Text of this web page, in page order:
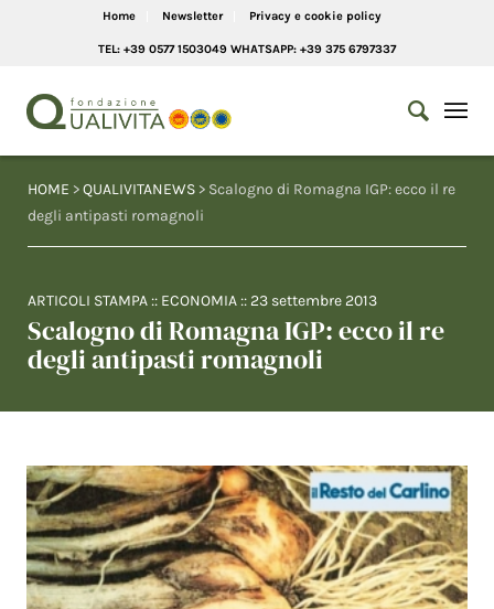
Home Newsletter Privacy e cookie policy
TEL: +39 0577 1503049 WHATSAPP: +39 375 6797337
HOME >QUALIVITANEWS > Scalogno di Romagna IGP: ecco il re
degli antipasti romagnoli
ARTICOLI STAMPA :: ECONOMIA :: 23 settembre 2013
Scalogno di Romagna IGP: ecco il re
degli antipasti romagnoli